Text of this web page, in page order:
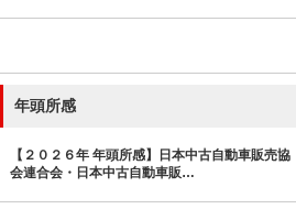
年頭所感
【２０２６年 年頭所感】日本中古自動車販売協
会連合会・日本中古自動車販…